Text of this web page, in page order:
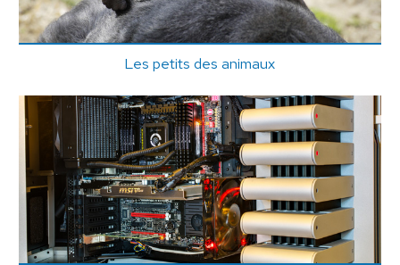
Les petits des animaux